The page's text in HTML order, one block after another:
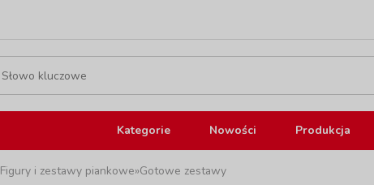
Kategorie Nowości Produkcja
Figury i zestawy piankowe»Gotowe zestawy